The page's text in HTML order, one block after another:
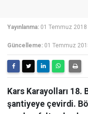
Yayınlanma: 01 Temmuz
Güncelleme: 01 Temmuz
Kars Karayolları 18.
şantiyeye çevirdi.